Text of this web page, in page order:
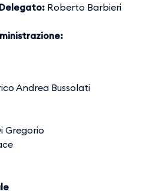
Roberto Barbieri
Andrea Bussolati
Gregorio